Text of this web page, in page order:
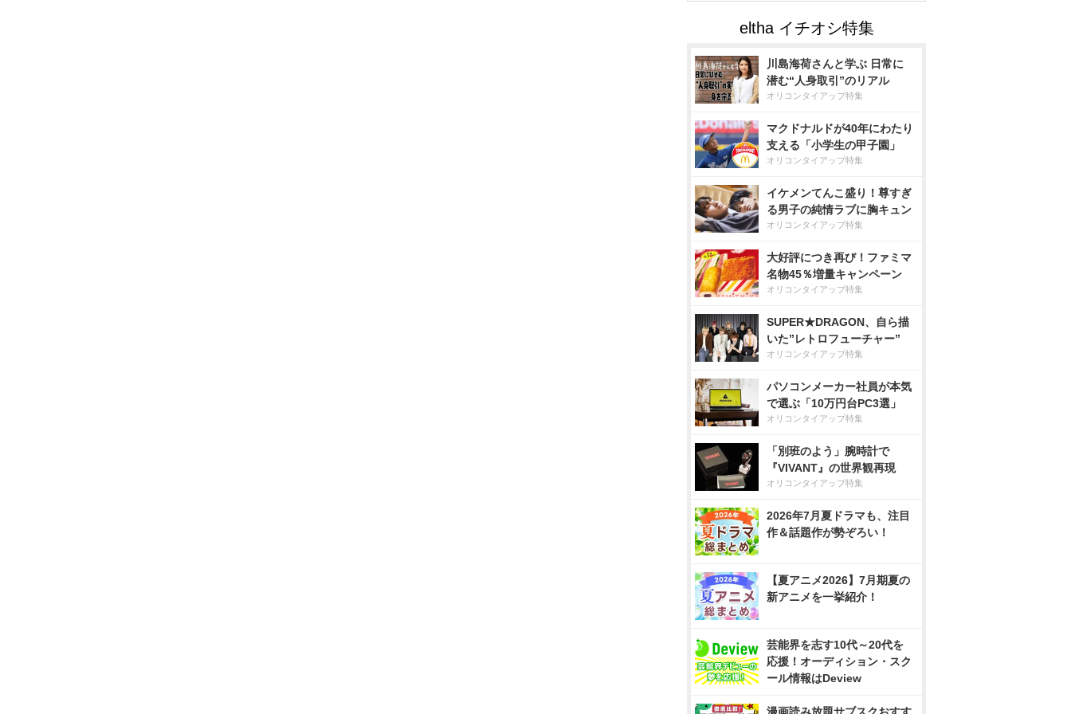
川島海荷さんと学ぶ 日常に
潜む“人身取引”のリアル
オリコンタイアップ特集
マクドナルドが40年にわたり
支える「小学生の甲子園」
オリコンタイアップ特集
イケメンてんこ盛り！尊すぎ
る男子の純情ラブに胸キュン
オリコンタイアップ特集
大好評につき再び！ファミマ
名物45％増量キャンペーン
オリコンタイアップ特集
SUPER★DRAGON、自ら描
いた”レトロフューチャー”
オリコンタイアップ特集
パソコンメーカー社員が本気
で選ぶ「10万円台PC3選」
オリコンタイアップ特集
「別班のよう」腕時計で
『VIVANT』の世界観再現
オリコンタイアップ特集
2026年7月夏ドラマも、注目
作＆話題作が勢ぞろい！
【夏アニメ2026】7月期夏の
新アニメを一挙紹介！
芸能界を志す10代～20代を
応援！オーディション・スク
ール情報はDeview